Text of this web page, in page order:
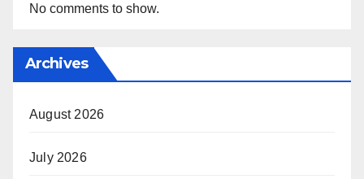
No comments to show.
Archives
August 2026
July 2026